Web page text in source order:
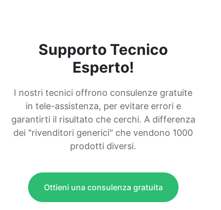
Supporto Tecnico
Esperto!
I nostri tecnici offrono consulenze gratuite
in tele-assistenza, per evitare errori e
garantirti il risultato che cerchi. A differenza
dei "rivenditori generici" che vendono 1000
prodotti diversi.
Ottieni una consulenza gratuita